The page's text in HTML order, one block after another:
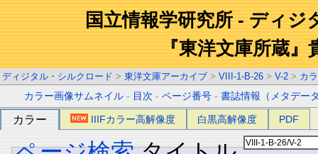
国立情報学研究所 - ディジ
『東洋文庫所蔵』
ディジタル・シルクロード > 東洋文庫アーカイブ > VIII-1-B-26 > V-2 > カ
カラー画像サムネイル - 目次 -ページ番号 -書誌情報（メタデー
カラー IIIFカラー高解像度 白黒高解像度 PDF